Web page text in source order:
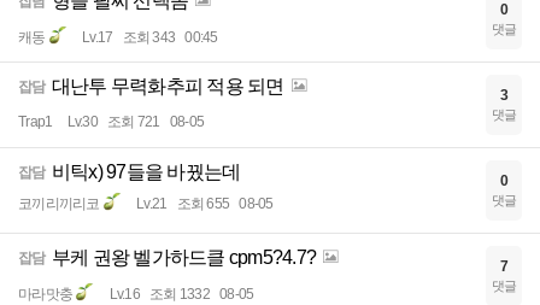
캐동 Lv.17 조회 343 00:45
0
댓글
잡담 대난투 무력화추피 적용 되면
Trap1 Lv.30 조회 721 08-05
3
댓글
잡담 비틱x) 97들을 바꿨는데
코끼리끼리코 Lv.21 조회 655 08-05
0
댓글
잡담 부케 권왕 벨가하드클 cpm5?4.7?
마라맛충 Lv.16 조회 1332 08-05
7
댓글